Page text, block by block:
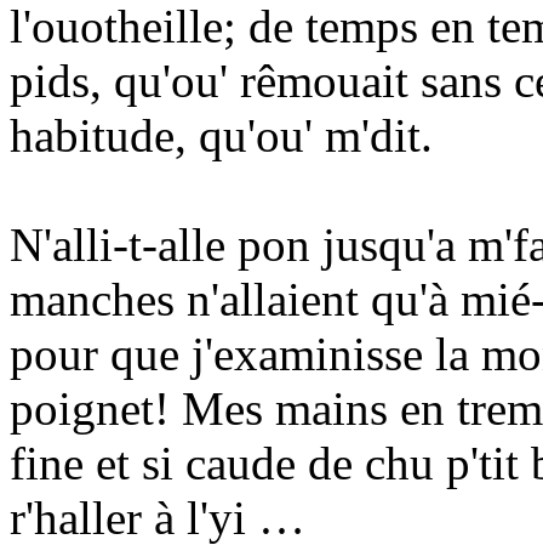
l'ouotheille; de temps en
pids, qu'ou' rêmouait sans
habitude, qu'ou' m'dit.
N'alli-t-alle pon jusqu'a
manches n'allaient qu'à
pour que j'examinisse la
poignet! Mes mains en
fine et si caude de chu p'tit
r'haller à l'yi …